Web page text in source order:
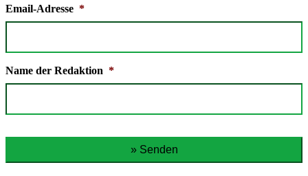
Email-Adresse *
Name der Redaktion *